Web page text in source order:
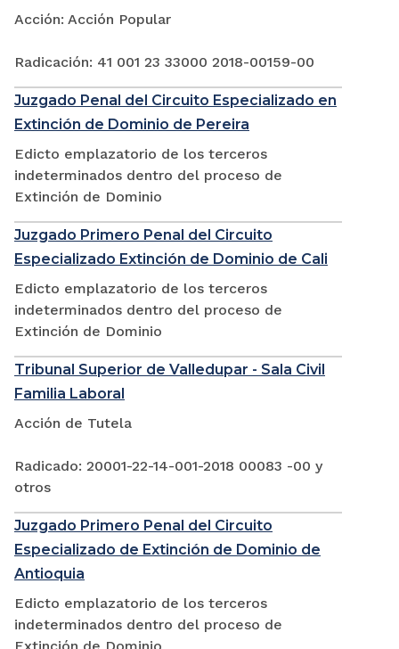
Acción: Acción Popular
Radicación: 41 001 23 33000 2018-00159-00
Juzgado Penal del Circuito Especializado en
Extinción de Dominio de Pereira
Edicto emplazatorio de los terceros
indeterminados dentro del proceso de
Extinción de Dominio
Juzgado Primero Penal del Circuito
Especializado Extinción de Dominio de Cali
Edicto emplazatorio de los terceros
indeterminados dentro del proceso de
Extinción de Dominio
Tribunal Superior de Valledupar - Sala Civil
Familia Laboral
Acción de Tutela
Radicado: 20001-22-14-001-2018 00083 -00 y
otros
Juzgado Primero Penal del Circuito
Especializado de Extinción de Dominio de
Antioquia
Edicto emplazatorio de los terceros
indeterminados dentro del proceso de